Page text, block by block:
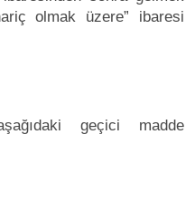
olmak üzere” ibaresi
geçici madde